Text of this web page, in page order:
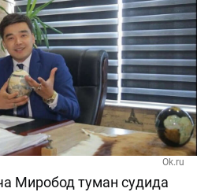
Ok.ru
Миробод туман судида